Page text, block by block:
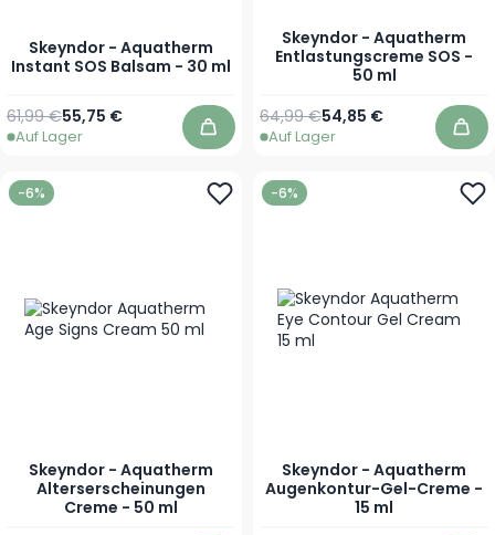
Skeyndor - Aquatherm
Instant SOS Balsam - 30 ml
Sonderpreis
55,75 €
Regulärer Preis
61,99 €
Auf Lager In den Warenkorb
Skeyndor - Aquatherm
Entlastungscreme SOS -
50 ml
Sonderpreis
54,85 €
Regulärer Preis
64,99 €
Auf Lager In
-6%
Skeyndor - Aquatherm
Alterserscheinungen
Creme - 50 ml
-6%
Skeyndor - Aquatherm
Augenkontur-Gel-Creme -
15 ml